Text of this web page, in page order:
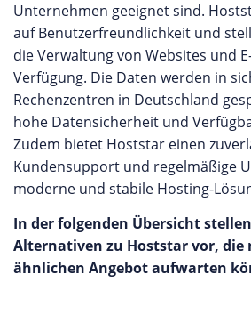
Unternehmen geeignet sind.
auf Benutzerfreundlichkeit und
die Verwaltung von Websites und
Verfügung. Die Daten werden in
Rechenzentren in Deutschland
hohe Datensicherheit und
Zudem bietet Hoststar einen
Kundensupport und regelmäßige
moderne und stabile Hosting-
In der folgenden Übersicht
Alternativen zu Hoststar vor, die
ähnlichen Angebot aufwarten